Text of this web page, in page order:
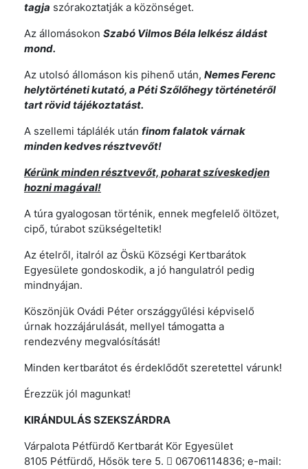
tagja szórakoztatják a közönséget.
Az állomásokon Szabó Vilmos Béla lelkész áldást
mond.
Az utolsó állomáson kis pihenő után, Nemes Ferenc
helytörténeti kutató, a Péti Szőlőhegy történetéről
tart rövid tájékoztatást.
A szellemi táplálék után finom falatok várnak
minden kedves résztvevőt!
Kérünk minden résztvevőt, poharat szíveskedjen
hozni magával!
A túra gyalogosan történik, ennek megfelelő öltözet,
cipő, túrabot szükségeltetik!
Az ételről, italról az Öskü Községi Kertbarátok
Egyesülete gondoskodik, a jó hangulatról pedig
mindnyájan.
Köszönjük Ovádi Péter országgyűlési képviselő
úrnak hozzájárulását, mellyel támogatta a
rendezvény megvalósítását!
Minden kertbarátot és érdeklődőt szeretettel várunk!
Érezzük jól magunkat!
KIRÁNDULÁS SZEKSZÁRDRA
Várpalota Pétfürdő Kertbarát Kör Egyesület
8105 Pétfürdő, Hősök tere 5.  06706114836; e-mail: